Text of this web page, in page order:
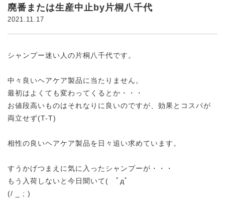
廃番または生産中止by片桐八千代
2021.11.17
シャンプー迷い人の片桐八千代です。
中々良いヘアケア製品に当たりません。
最初はよくても変わってくるとか・・・
お値段高いものはそれなりに良いのですが、効果とコスパが
両立せず(T-T)
相性の良いヘアケア製品を日々追い求めています。
すうかげつまえに気に入ったシャンプーが・・・
もう入荷しないと今日聞いて( ﾟдﾟ
(/ _ ; )